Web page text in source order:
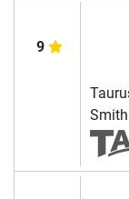
9